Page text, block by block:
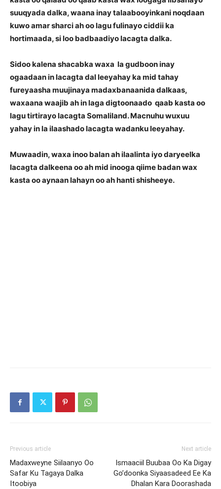
suuqyada dalka, waana inay talaabooyinkani noqdaan
kuwo amar sharci ah oo lagu fulinayo ciddii ka
hortimaada, si loo badbaadiyo lacagta dalka.
Sidoo kalena shacabka waxa la gudboon inay
ogaadaan in lacagta dal leeyahay ka mid tahay
fureyaasha muujinaya madaxbanaanida dalkaas,
waxaana waajib ah in laga digtoonaado qaab kasta oo
lagu tirtirayo lacagta Somaliland. Macnuhu wuxuu
yahay in la ilaashado lacagta wadanku leeyahay.
Muwaadin, waxa inoo balan ah ilaalinta iyo daryeelka
lacagta dalkeena oo ah mid inooga qiime badan wax
kasta oo aynaan lahayn oo ah hanti shisheeye.
Previous article
Madaxweyne Siilaanyo Oo
Safar Ku Tagaya Dalka
Itoobiya
Next article
Ismaaciil Buubaa Oo Ka Digay
Go’doonka Siyaasadeed Ee Ka
Dhalan Kara Doorashada